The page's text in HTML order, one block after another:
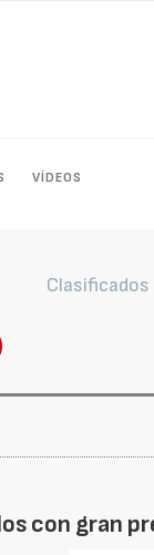
VÍDEOS
Clasificados
con gran